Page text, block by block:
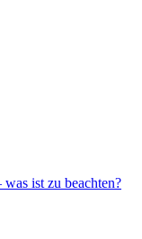
ist zu beachten?